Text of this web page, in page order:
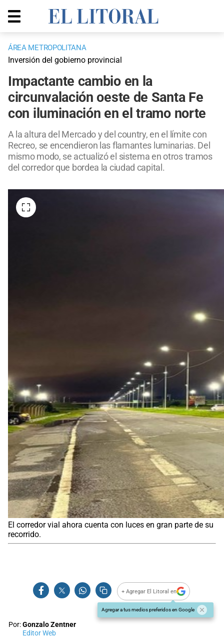
ÁREA METROPOLITANA
Inversión del gobierno provincial
Impactante cambio en la
circunvalación oeste de Santa Fe
con iluminación en el tramo norte
A la altura del Mercado y del country, en el límite con
Recreo, se encendieron las flamantes luminarias. Del
mismo modo, se actualizó el sistema en otros tramos
del corredor que bordea la ciudad capital.
El corredor vial ahora cuenta con luces en gran parte de su
recorrido.
+ Agregar El Litoral en
Agregar a tus medios preferidos en Google
Por:Gonzalo Zentner
Editor Web